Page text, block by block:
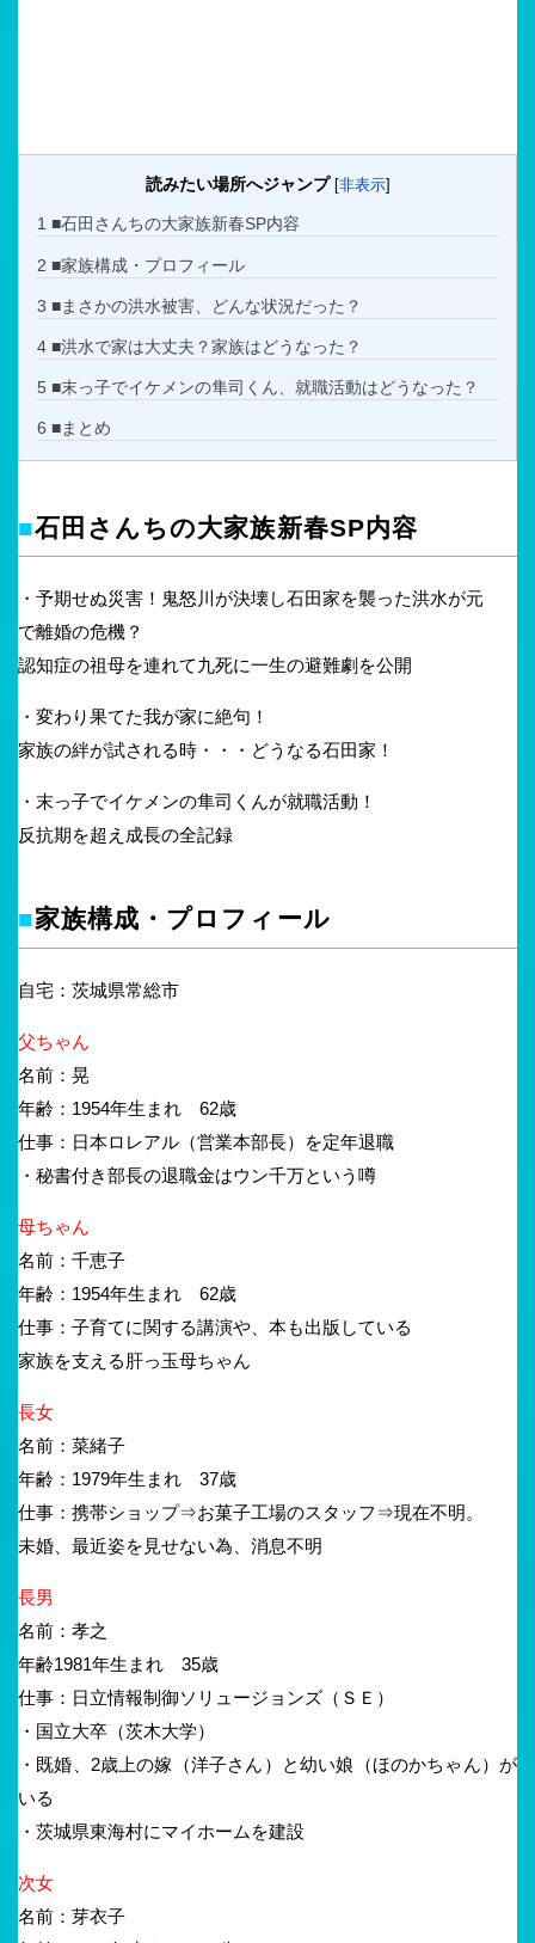
読みたい場所へジャンプ [非表示]
1 ■石田さんちの大家族新春SP内容
2 ■家族構成・プロフィール
3 ■まさかの洪水被害、どんな状況だった？
4 ■洪水で家は大丈夫？家族はどうなった？
5 ■末っ子でイケメンの隼司くん、就職活動はどうなった？
6 ■まとめ
■石田さんちの大家族新春SP内容
・予期せぬ災害！鬼怒川が決壊し石田家を襲った洪水が元
で離婚の危機？
認知症の祖母を連れて九死に一生の避難劇を公開
・変わり果てた我が家に絶句！
家族の絆が試される時・・・どうなる石田家！
・末っ子でイケメンの隼司くんが就職活動！
反抗期を超え成長の全記録
■家族構成・プロフィール
自宅：茨城県常総市
父ちゃん
名前：晃
年齢：1954年生まれ 62歳
仕事：日本ロレアル（営業本部長）を定年退職
・秘書付き部長の退職金はウン千万という噂
母ちゃん
名前：千恵子
年齢：1954年生まれ 62歳
仕事：子育てに関する講演や、本も出版している
家族を支える肝っ玉母ちゃん
長女
名前：菜緒子
年齢：1979年生まれ 37歳
仕事：携帯ショップ⇒お菓子工場のスタッフ⇒現在不明。
未婚、最近姿を見せない為、消息不明
長男
名前：孝之
年齢1981年生まれ 35歳
仕事：日立情報制御ソリュージョンズ（ＳＥ）
・国立大卒（茨木大学）
・既婚、2歳上の嫁（洋子さん）と幼い娘（ほのかちゃん）が
いる
・茨城県東海村にマイホームを建設
次女
名前：芽衣子